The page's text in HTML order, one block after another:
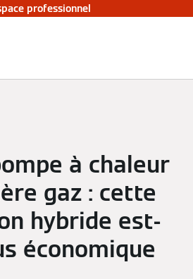
professionnel
à chaleur
gaz : cette
hybride est-
économique